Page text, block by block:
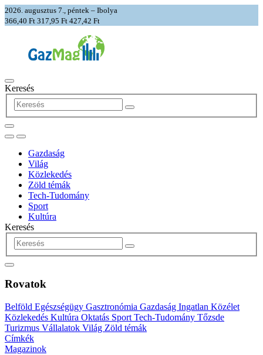
2026. augusztus 7., péntek – Ibolya
366,40 Ft 317,95 Ft 427,42 Ft
Keresés
Gazdaság
Világ
Közlekedés
Zöld témák
Tech-Tudomány
Sport
Kultúra
Keresés
Rovatok
Belföld Egészségügy Gasztronómia Gazdaság Ingatlan Közélet
Közlekedés Kultúra Oktatás Sport Tech-Tudomány Tőzsde
Turizmus Vállalatok Világ Zöld témák
Címkék
Magazinok